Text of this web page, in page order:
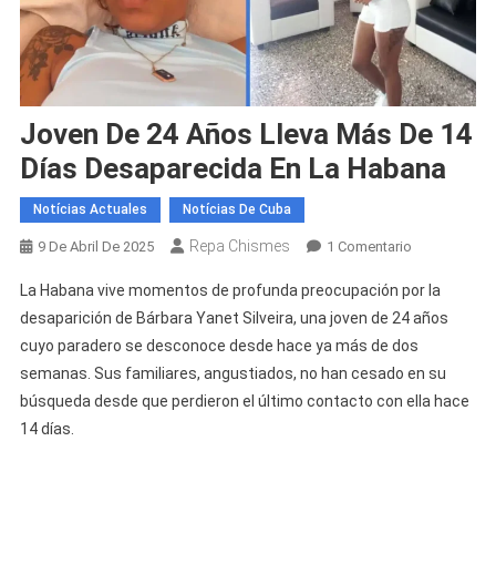
Joven De 24 Años Lleva Más De 14
Días Desaparecida En La Habana
Notícias Actuales Notícias De Cuba
9 De Abril De 2025 Repa Chismes 1 ComentarioEn
De
24
Años
Lleva
Más
La Habana vive momentos de profunda preocupación por la
desaparición de Bárbara Yanet Silveira, una joven de 24 años
cuyo paradero se desconoce desde hace ya más de dos
semanas. Sus familiares, angustiados, no han cesado en su
búsqueda desde que perdieron el último contacto con ella hace
14 días.